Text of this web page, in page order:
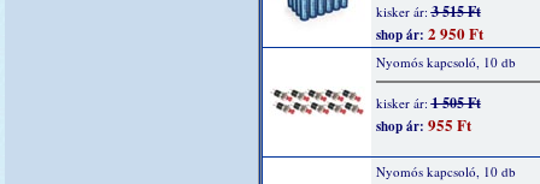
kisker ár:3 515 Ft
shop ár: 2 950 Ft
Nyomós kapcsoló, 10 db
kisker ár:1 505 Ft
shop ár: 955 Ft
Nyomós kapcsoló, 10 db